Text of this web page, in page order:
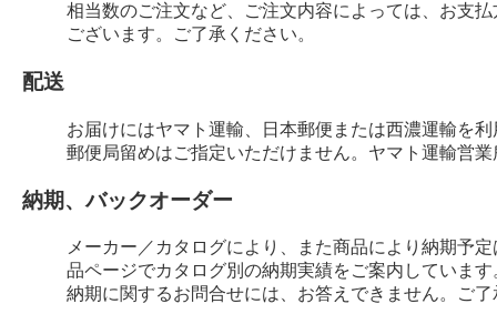
相当数のご注文など、ご注文内容によっては、お支
ございます。ご了承ください。
配送
お届けにはヤマト運輸、日本郵便または西濃運輸を
郵便局留めはご指定いただけません。ヤマト運輸営
納期、バックオーダー
メーカー／カタログにより、また商品により納期予
品ページでカタログ別の納期実績をご案内しています
納期に関するお問合せには、お答えできません。ご